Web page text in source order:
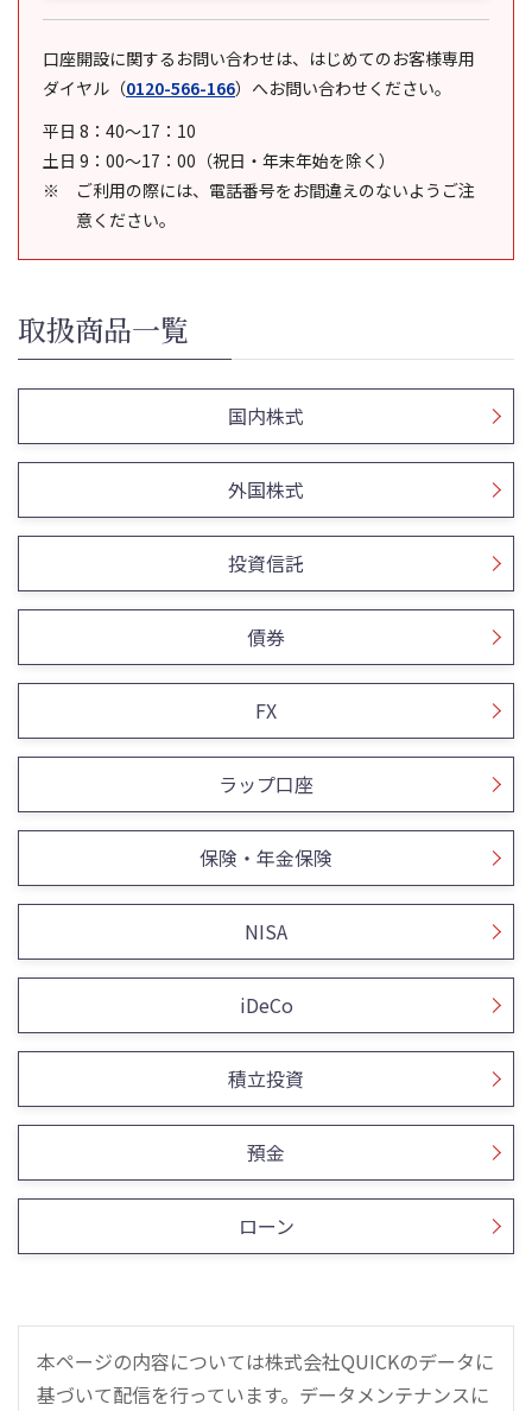
口座開設に関するお問い合わせは、はじめてのお客様専用
ダイヤル （0120-566-166） へお問い合わせください。
平日 8：40～17：10
土日 9：00～17：00（祝日・年末年始を除く）
ご利用の際には、電話番号をお間違えのないようご注
意ください。
取扱商品一覧
国内株式
外国株式
投資信託
債券
FX
ラップ口座
保険・年金保険
NISA
iDeCo
積立投資
預金
ローン
本ページの内容については株式会社QUICKのデータに
基づいて配信を行っています。データメンテナンスに